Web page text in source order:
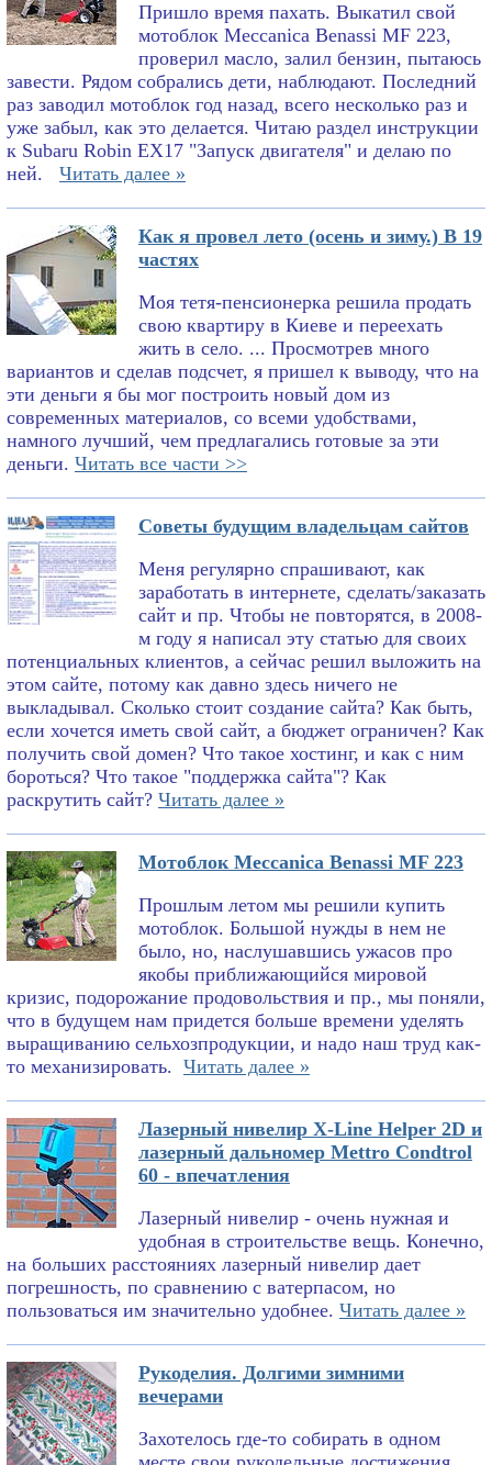
Пришло время пахать. Выкатил свой
мотоблок Meccanica Benassi MF 223,
проверил масло, залил бензин, пытаюсь
завести. Рядом собрались дети, наблюдают. Последний
раз заводил мотоблок год назад, всего несколько раз и
уже забыл, как это делается. Читаю раздел инструкции
к Subaru Robin EX17 "Запуск двигателя" и делаю по
ней.
Читать далее »
Как я провел лето (осень и зиму.) В 19
частях
Моя тетя-пенсионерка решила продать
свою квартиру в Киеве и переехать
жить в село. ... Просмотрев много
вариантов и сделав подсчет, я пришел к выводу, что на
эти деньги я бы мог построить новый дом из
современных материалов, со всеми удобствами,
намного лучший, чем предлагались готовые за эти
деньги. Читать все части >>
Советы будущим владельцам сайтов
Меня регулярно спрашивают, как
заработать в интернете, сделать/заказать
сайт и пр. Чтобы не повторятся, в 2008-
м году я написал эту статью для своих
потенциальных клиентов, а сейчас решил выложить на
этом сайте, потому как давно здесь ничего не
выкладывал. Сколько стоит создание сайта? Как быть,
если хочется иметь свой сайт, а бюджет ограничен? Как
получить свой домен? Что такое хостинг, и как с ним
бороться? Что такое "поддержка сайта"? Как
раскрутить сайт? Читать далее »
Мотоблок Meccanica Benassi MF 223
Прошлым летом мы решили купить
мотоблок. Большой нужды в нем не
было, но, наслушавшись ужасов про
якобы приближающийся мировой
кризис, подорожание продовольствия и пр., мы поняли,
что в будущем нам придется больше времени уделять
выращиванию сельхозпродукции, и надо наш труд как-
то механизировать. Читать далее »
Лазерный нивелир X-Line Helper 2D и
лазерный дальномер Mettro Condtrol
60 - впечатления
Лазерный нивелир - очень нужная и
удобная в строительстве вещь. Конечно,
на больших расстояниях лазерный нивелир дает
погрешность, по сравнению с ватерпасом, но
пользоваться им значительно удобнее. Читать далее »
Рукоделия. Долгими зимними
вечерами
Захотелось где-то собирать в одном